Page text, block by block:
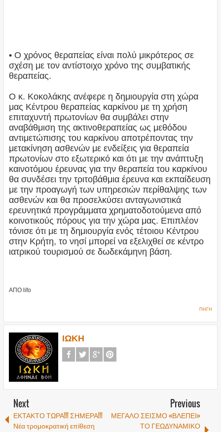
• Ο χρόνος θεραπείας είναι πολύ μικρότερος σε
σχέση με τον αντίστοιχο χρόνο της συμβατικής
θεραπείας.
Ο κ. Κοκολάκης ανέφερε η δημιουργία στη χώρα
μας Κέντρου θεραπείας καρκίνου με τη χρήση
επιταχυντή πρωτονίων θα συμβάλει στην
αναβάθμιση της ακτινοθεραπείας ως μεθόδου
αντιμετώπισης του καρκίνου αποτρέποντας την
μετακίνηση ασθενών με ενδείξεις για θεραπεία
πρωτονίων στο εξωτερικό και ότι με την ανάπτυξη
καινοτόμου έρευνας για την θεραπεία του καρκίνου
θα συνδέσει την τριτοβάθμια έρευνα και εκπαίδευση
με την προαγωγή των υπηρεσιών περίθαλψης των
ασθενών και θα προσελκύσει ανταγωνιστικά
ερευνητικά προγράμματα χρηματοδοτούμενα από
κοινοτικούς πόρους για την χώρα μας. Επιπλέον
τόνισε ότι με τη δημιουργία ενός τέτοιου Κέντρου
στην Κρήτη, το νησί μπορεί να εξελιχθεί σε κέντρο
ιατρικού τουρισμού σε δωδεκάμηνη βάση.
ΑΠΟ lifo
ΠΗΓΗ
ΙΩΚΗ
Next
ΕΚΤΑΚΤΟ ΤΩΡΑ!!! ΣΗΜΕΡΑ!!!
Νέα τρομοκρατική επίθεση
Previous
ΜΕΓΑΛΟ ΣΕΙΣΜΟ «ΒΛΕΠΕΙ»
ΤΟ ΓΕΩΔΥΝΑΜΙΚΟ